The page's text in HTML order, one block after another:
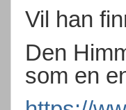
Vil han
Den
som en